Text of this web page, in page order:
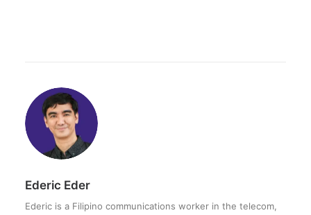
Ederic Eder
Ederic is a Filipino communications worker in the telecom,